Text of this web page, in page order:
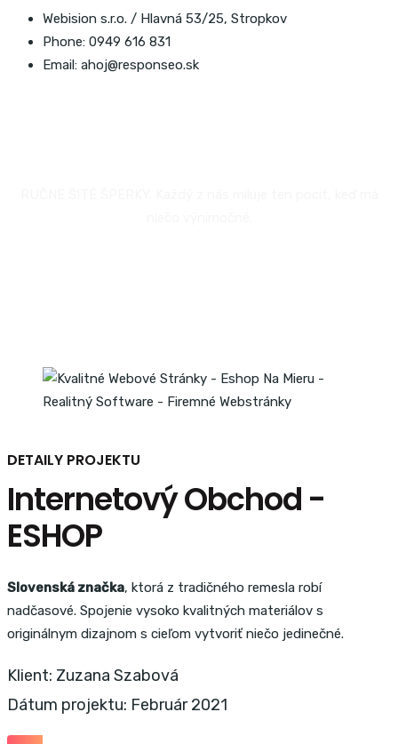
Webision s.r.o. / Hlavná 53/25, Stropkov
Phone: 0949 616 831
Email: ahoj@responseo.sk
DETAILY PROJEKTU
Internetový Obchod -
ESHOP
Slovenská značka, ktorá z tradičného remesla robí
nadčasové. Spojenie vysoko kvalitných materiálov s
originálnym dizajnom s cieľom vytvoriť niečo jedinečné.
Klient: Zuzana Szabová
Dátum projektu: Február 2021